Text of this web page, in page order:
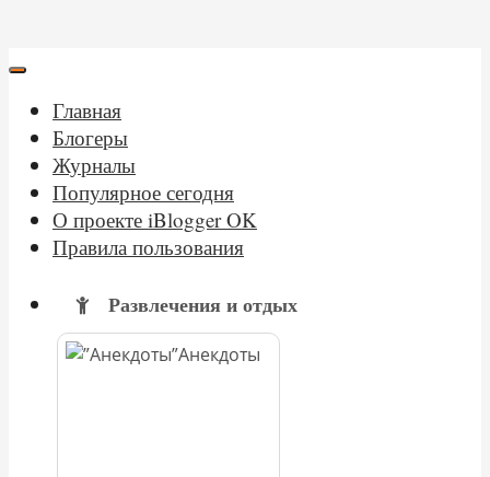
Главная
Блогеры
Журналы
Популярное сегодня
О проекте iBlogger OK
Правила пользования
Развлечения и отдых
Анекдоты